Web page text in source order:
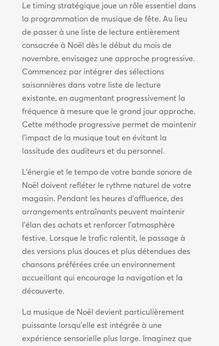
Le timing stratégique joue un rôle essentiel dans
la programmation de musique de fête. Au lieu
de passer à une liste de lecture entièrement
consacrée à Noël dès le début du mois de
novembre, envisagez une approche progressive.
Commencez par intégrer des sélections
saisonnières dans votre liste de lecture
existante, en augmentant progressivement la
fréquence à mesure que le grand jour approche.
Cette méthode progressive permet de maintenir
l’impact de la musique tout en évitant la
lassitude des auditeurs et du personnel.
L’énergie et le tempo de votre bande sonore de
Noël doivent refléter le rythme naturel de votre
magasin. Pendant les heures d’affluence, des
arrangements entraînants peuvent maintenir
l’élan des achats et renforcer l’atmosphère
festive. Lorsque le trafic ralentit, le passage à
des versions plus douces et plus détendues des
chansons préférées crée un environnement
accueillant qui encourage la navigation et la
découverte.
La musique de Noël devient particulièrement
puissante lorsqu’elle est intégrée à une
expérience sensorielle plus large. Imaginez que